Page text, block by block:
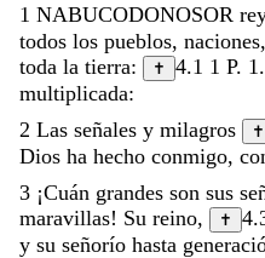
1 NABUCODONOSOR rey
todos los pueblos, naciones,
toda la tierra: ✝ 4.1 1 P.
multiplicada:
2 Las señales y milagros ✝
Dios ha hecho conmigo,
3 ¡Cuán grandes son sus
maravillas! Su reino, ✝
y su señorío hasta